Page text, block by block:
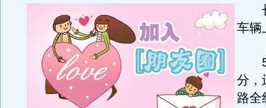
长
车辆
5
分，
路全